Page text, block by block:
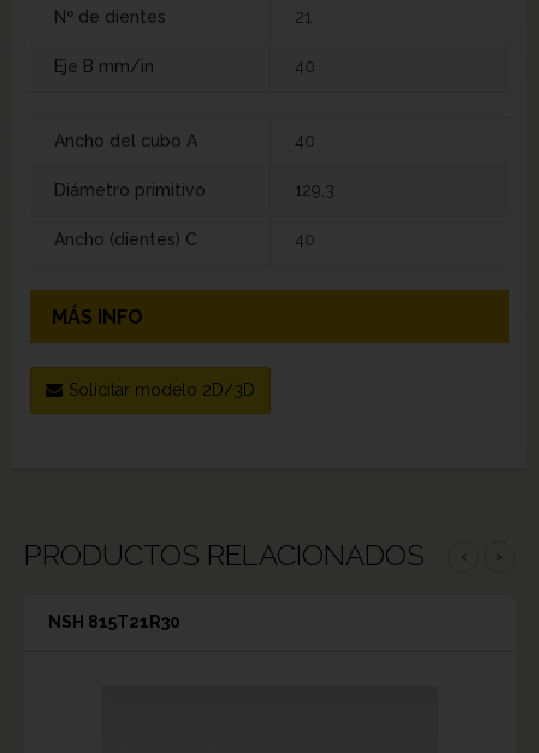
Nº de dientes 21
Eje B mm/in 40
Ancho del cubo A 40
Diámetro primitivo 129,3
Ancho (dientes) C 40
MÁS INFO
Solicitar modelo 2D/3D
PRODUCTOS RELACIONADOS ‹ ›
NSH 815T21R30